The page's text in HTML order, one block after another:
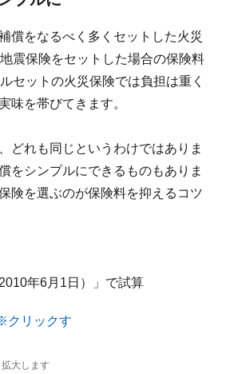
償をなるべく多くセットした火災
震保険をセットした場合の保険料
セットの火災保険では負担は重く
味を帯びてきます。
どれも同じというわけではありま
をシンプルにできるものもありま
険を選ぶのが保険料を抑えるコツ
年6月1日）」で試算
大します